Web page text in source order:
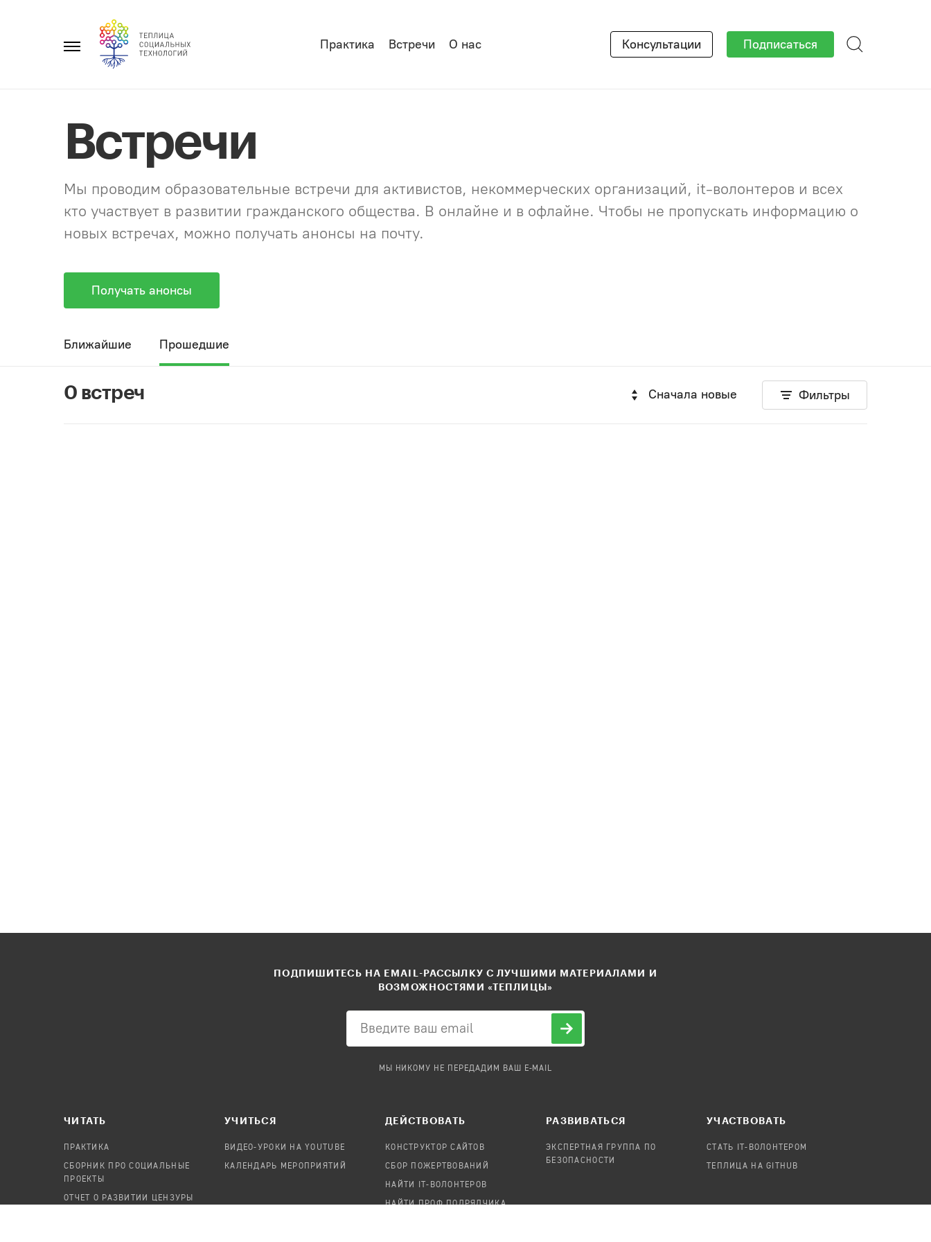
Главное
Практика Встречи О нас Консультации Подписаться
Встречи
Мы проводим образовательные встречи для активистов, некоммерческих организаций, it-волонтеров и всех
кто участвует в развитии гражданского общества. В онлайне и в офлайне. Чтобы не пропускать информацию о
новых встречах, можно получать анонсы на почту.
Получать анонсы
Ближайшие Прошедшие
0 встреч Сначала новые Фильтры
ПОДПИШИТЕСЬ НА EMAIL-РАССЫЛКУ С ЛУЧШИМИ МАТЕРИАЛАМИ И
ВОЗМОЖНОСТЯМИ «ТЕПЛИЦЫ»
МЫ НИКОМУ НЕ ПЕРЕДАДИМ ВАШ E-MAIL
ЧИТАТЬ
ПРАКТИКА
СБОРНИК ПРО СОЦИАЛЬНЫЕ
ПРОЕКТЫ
ОТЧЕТ О РАЗВИТИИ ЦЕНЗУРЫ
УЧИТЬСЯ
ВИДЕО-УРОКИ НА YOUTUBE
КАЛЕНДАРЬ МЕРОПРИЯТИЙ
ДЕЙСТВОВАТЬ
КОНСТРУКТОР САЙТОВ
СБОР ПОЖЕРТВОВАНИЙ
НАЙТИ IT-ВОЛОНТЕРОВ
НАЙТИ ПРОФ.ПОДРЯДЧИКА
РАЗВИВАТЬСЯ
ЭКСПЕРТНАЯ ГРУППА ПО
БЕЗОПАСНОСТИ
УЧАСТВОВАТЬ
СТАТЬ IT-ВОЛОНТЕРОМ
ТЕПЛИЦА НА GITHUB